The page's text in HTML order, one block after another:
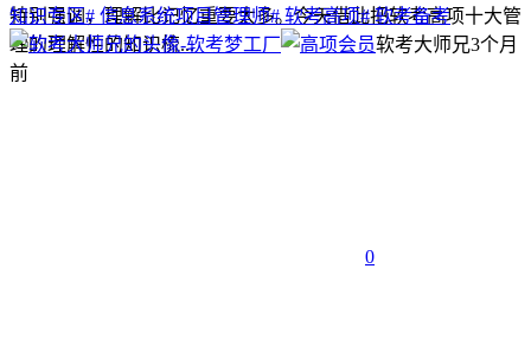
特别强调，理解比记忆重要太多。今天借此把软考高项十大管
理的理解性的知识梳...
知识专区# 信息系统项目管理师# 软考高项# 软考备考
软考大师兄3个月
前
0